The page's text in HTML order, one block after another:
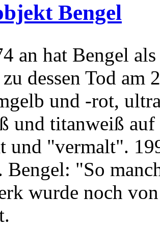
Bengel
an hat Bengel
dessen Tod am
und -rot,
und titanweiß
und "vermalt".
Bengel: "So
wurde noch